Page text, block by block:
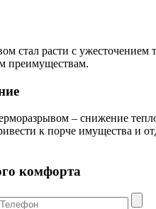
стал расти с
преимуществам.
– снижение
к порче имущества и
комфорта